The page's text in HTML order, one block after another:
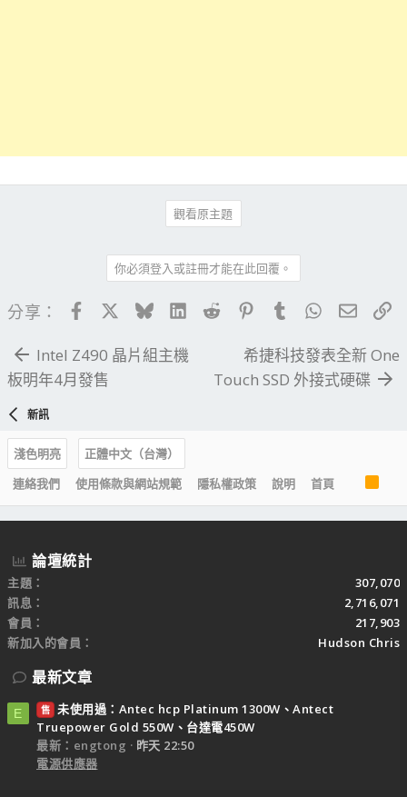
觀看原主題
你必須登入或註冊才能在此回覆。
分享： FacebookBlueskyLinkedIn
Reddit PinterestTumblrWhatsApp
電子
Intel Z490 晶片組主機
板明年4月發售
希捷科技發表全新 One
Touch SSD 外接式硬碟
新訊
淺色明亮
正體中文（台灣）
連絡我們
使用條款與網站規範 隱私權政策 說明 首頁
R
S
S
論壇統計
主題
307,070
訊息
2,716,071
會員
217,903
新加入的會員
Hudson Chris
最新文章
E 售 未使用過：Antec hcp Platinum 1300W、Antect
Truepower Gold 550W、台達電450W
最新：engtong
昨天 22:50
電源供應器